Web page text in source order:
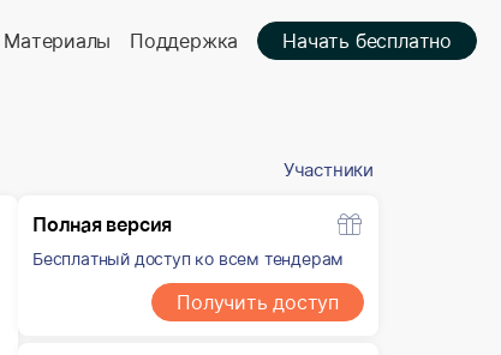
Материалы Поддержка Начать бесплатно
Участники
Полная версия
Бесплатный доступ ко всем тендерам
Получить доступ